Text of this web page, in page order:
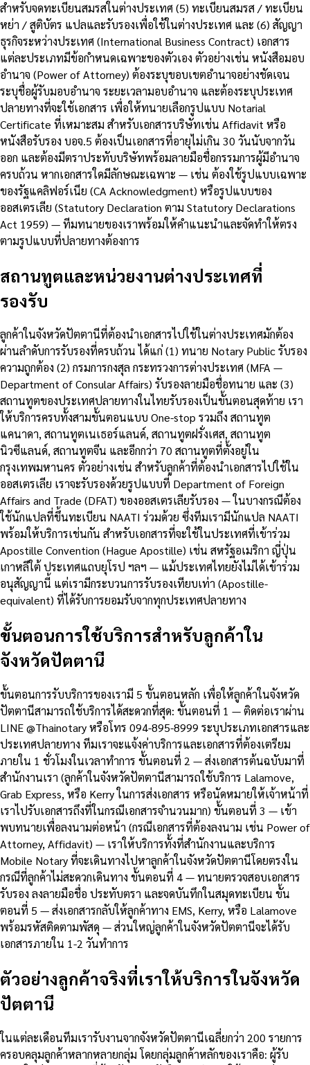
สำหรับจดทะเบียนสมรสในต่างประเทศ (5) ทะเบียนสมรส / ทะเบียน
หย่า / สูติบัตร แปลและรับรองเพื่อใช้ในต่างประเทศ และ (6) สัญญา
ธุรกิจระหว่างประเทศ (International Business Contract) เอกสาร
แต่ละประเภทมีข้อกำหนดเฉพาะของตัวเอง ตัวอย่างเช่น หนังสือมอบ
อำนาจ (Power of Attorney) ต้องระบุขอบเขตอำนาจอย่างชัดเจน
ระบุชื่อผู้รับมอบอำนาจ ระยะเวลามอบอำนาจ และต้องระบุประเทศ
ปลายทางที่จะใช้เอกสาร เพื่อให้ทนายเลือกรูปแบบ Notarial
Certificate ที่เหมาะสม สำหรับเอกสารบริษัทเช่น Affidavit หรือ
หนังสือรับรอง บอจ.5 ต้องเป็นเอกสารที่อายุไม่เกิน 30 วันนับจากวัน
ออก และต้องมีตราประทับบริษัทพร้อมลายมือชื่อกรรมการผู้มีอำนาจ
ครบถ้วน หากเอกสารใดมีลักษณะเฉพาะ — เช่น ต้องใช้รูปแบบเฉพาะ
ของรัฐแคลิฟอร์เนีย (CA Acknowledgment) หรือรูปแบบของ
ออสเตรเลีย (Statutory Declaration ตาม Statutory Declarations
Act 1959) — ทีมทนายของเราพร้อมให้คำแนะนำและจัดทำให้ตรง
ตามรูปแบบที่ปลายทางต้องการ
สถานทูตและหน่วยงานต่างประเทศที่
รองรับ
ลูกค้าในจังหวัดปัตตานีที่ต้องนำเอกสารไปใช้ในต่างประเทศมักต้อง
ผ่านลำดับการรับรองที่ครบถ้วน ได้แก่ (1) ทนาย Notary Public รับรอง
ความถูกต้อง (2) กรมการกงสุล กระทรวงการต่างประเทศ (MFA —
Department of Consular Affairs) รับรองลายมือชื่อทนาย และ (3)
สถานทูตของประเทศปลายทางในไทยรับรองเป็นขั้นตอนสุดท้าย เรา
ให้บริการครบทั้งสามขั้นตอนแบบ One-stop รวมถึง สถานทูต
แคนาดา, สถานทูตเนเธอร์แลนด์, สถานทูตฝรั่งเศส, สถานทูต
นิวซีแลนด์, สถานทูตจีน และอีกกว่า 70 สถานทูตที่ตั้งอยู่ใน
กรุงเทพมหานคร ตัวอย่างเช่น สำหรับลูกค้าที่ต้องนำเอกสารไปใช้ใน
ออสเตรเลีย เราจะรับรองด้วยรูปแบบที่ Department of Foreign
Affairs and Trade (DFAT) ของออสเตรเลียรับรอง — ในบางกรณีต้อง
ใช้นักแปลที่ขึ้นทะเบียน NAATI ร่วมด้วย ซึ่งทีมเรามีนักแปล NAATI
พร้อมให้บริการเช่นกัน สำหรับเอกสารที่จะใช้ในประเทศที่เข้าร่วม
Apostille Convention (Hague Apostille) เช่น สหรัฐอเมริกา ญี่ปุ่น
เกาหลีใต้ ประเทศแถบยุโรป ฯลฯ — แม้ประเทศไทยยังไม่ได้เข้าร่วม
อนุสัญญานี้ แต่เรามีกระบวนการรับรองเทียบเท่า (Apostille-
equivalent) ที่ได้รับการยอมรับจากทุกประเทศปลายทาง
ขั้นตอนการใช้บริการสำหรับลูกค้าใน
จังหวัดปัตตานี
ขั้นตอนการรับบริการของเรามี 5 ขั้นตอนหลัก เพื่อให้ลูกค้าในจังหวัด
ปัตตานีสามารถใช้บริการได้สะดวกที่สุด: ขั้นตอนที่ 1 — ติดต่อเราผ่าน
LINE @Thainotary หรือโทร 094-895-8999 ระบุประเภทเอกสารและ
ประเทศปลายทาง ทีมเราจะแจ้งค่าบริการและเอกสารที่ต้องเตรียม
ภายใน 1 ชั่วโมงในเวลาทำการ ขั้นตอนที่ 2 — ส่งเอกสารต้นฉบับมาที่
สำนักงานเรา (ลูกค้าในจังหวัดปัตตานีสามารถใช้บริการ Lalamove,
Grab Express, หรือ Kerry ในการส่งเอกสาร หรือนัดหมายให้เจ้าหน้าที่
เราไปรับเอกสารถึงที่ในกรณีเอกสารจำนวนมาก) ขั้นตอนที่ 3 — เข้า
พบทนายเพื่อลงนามต่อหน้า (กรณีเอกสารที่ต้องลงนาม เช่น Power of
Attorney, Affidavit) — เราให้บริการทั้งที่สำนักงานและบริการ
Mobile Notary ที่จะเดินทางไปหาลูกค้าในจังหวัดปัตตานีโดยตรงใน
กรณีที่ลูกค้าไม่สะดวกเดินทาง ขั้นตอนที่ 4 — ทนายตรวจสอบเอกสาร
รับรอง ลงลายมือชื่อ ประทับตรา และจดบันทึกในสมุดทะเบียน ขั้น
ตอนที่ 5 — ส่งเอกสารกลับให้ลูกค้าทาง EMS, Kerry, หรือ Lalamove
พร้อมรหัสติดตามพัสดุ — ส่วนใหญ่ลูกค้าในจังหวัดปัตตานีจะได้รับ
เอกสารภายใน 1-2 วันทำการ
ตัวอย่างลูกค้าจริงที่เราให้บริการในจังหวัด
ปัตตานี
ในแต่ละเดือนทีมเรารับงานจากจังหวัดปัตตานีเฉลี่ยกว่า 200 รายการ
ครอบคลุมลูกค้าหลากหลายกลุ่ม โดยกลุ่มลูกค้าหลักของเราคือ: ผู้รับ